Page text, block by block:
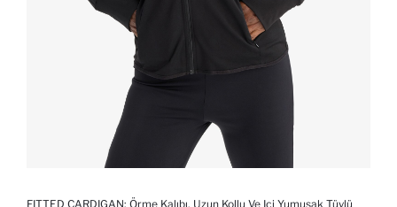
FITTED CARDIGAN: Örme Kalıbı, Uzun Kollu Ve Içi Yumuşak Tüylü